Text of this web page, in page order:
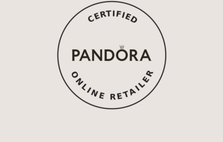
Política de reembolso